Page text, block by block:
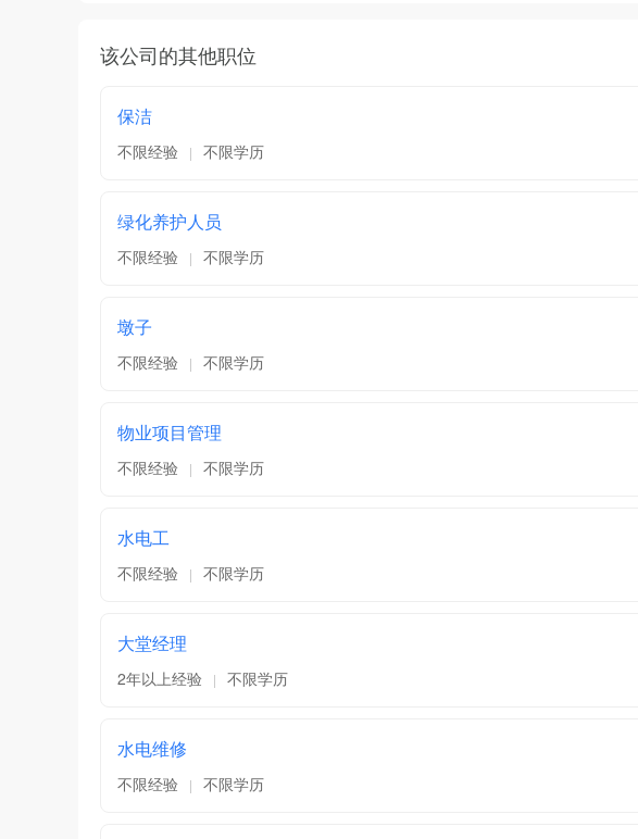
该公司的其他职位
保洁
不限经验 | 不限学历
绿化养护人员
不限经验 | 不限学历
墩子
不限经验 | 不限学历
物业项目管理
不限经验 | 不限学历
水电工
不限经验 | 不限学历
大堂经理
2年以上经验 | 不限学历
水电维修
不限经验 | 不限学历